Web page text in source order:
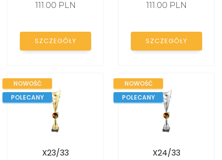
111.00 PLN
SZCZEGÓŁY
111.00 PLN
SZCZEGÓŁY
NOWOŚĆ
POLECANY
X23/33
NOWOŚĆ
POLECANY
X24/33